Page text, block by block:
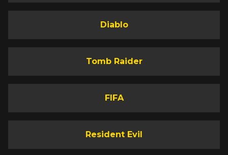
Diablo
Tomb Raider
FIFA
Resident Evil